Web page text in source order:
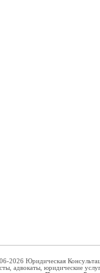
2026 Юридическая
адвокаты, юридические